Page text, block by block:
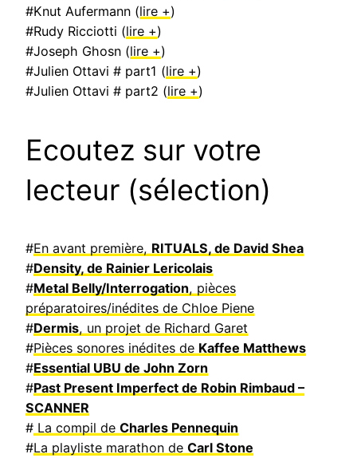
#Knut Aufermann (lire +)
#Rudy Ricciotti (lire +)
#Joseph Ghosn (lire +)
#Julien Ottavi # part1 (lire +)
#Julien Ottavi # part2 (lire +)
Ecoutez sur votre
lecteur (sélection)
#En avant première, RITUALS, de David Shea
#Density, de Rainier Lericolais
#Metal Belly/Interrogation, pièces
préparatoires/inédites de Chloe Piene
#Dermis, un projet de Richard Garet
#Pièces sonores inédites de Kaffee Matthews
#Essential UBU de John Zorn
#Past Present Imperfect de Robin Rimbaud –
SCANNER
# La compil de Charles Pennequin
#La playliste marathon de Carl Stone